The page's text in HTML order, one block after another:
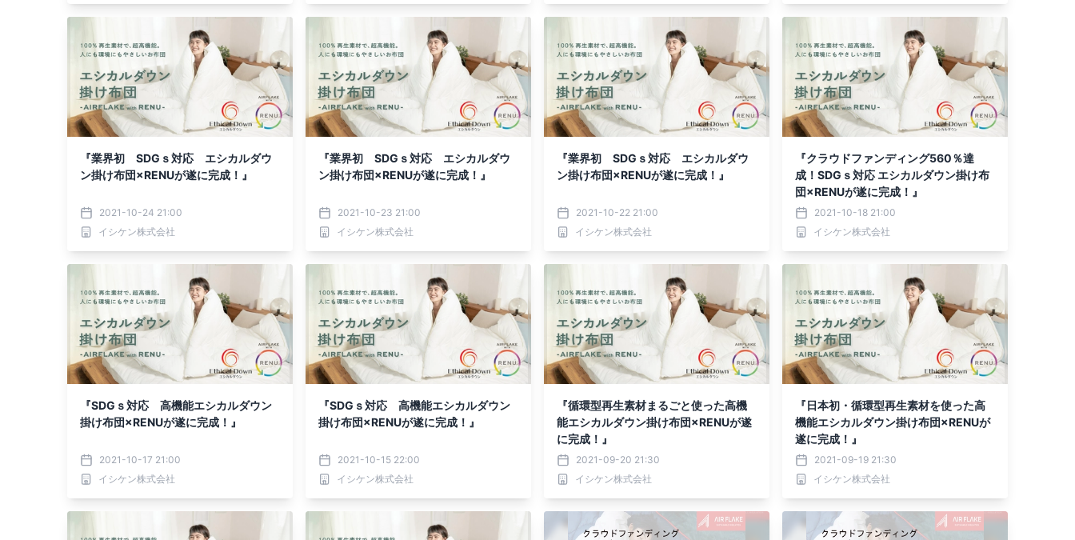
『業界初 SDGｓ対応 エシカルダウ
ン掛け布団×RENUが遂に完成！』
2021-10-24 21:00
イシケン株式会社
『業界初 SDGｓ対応 エシカルダウ
ン掛け布団×RENUが遂に完成！』
2021-10-23 21:00
イシケン株式会社
『業界初 SDGｓ対応 エシカルダウ
ン掛け布団×RENUが遂に完成！』
2021-10-22 21:00
イシケン株式会社
『クラウドファンディング560％達
成！SDGｓ対応 エシカルダウン掛け布
団×RENUが遂に完成！』
2021-10-18 21:00
イシケン株式会社
『SDGｓ対応 高機能エシカルダウン
掛け布団×RENUが遂に完成！』
2021-10-17 21:00
イシケン株式会社
『SDGｓ対応 高機能エシカルダウン
掛け布団×RENUが遂に完成！』
2021-10-15 22:00
イシケン株式会社
『循環型再生素材まるごと使った高機
能エシカルダウン掛け布団×RENUが遂
に完成！』
2021-09-20 21:30
イシケン株式会社
『日本初・循環型再生素材を使った高
機能エシカルダウン掛け布団×RENUが
遂に完成！』
2021-09-19 21:30
イシケン株式会社